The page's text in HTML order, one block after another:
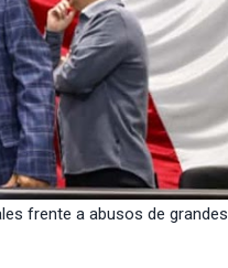
frente a abusos de grandes